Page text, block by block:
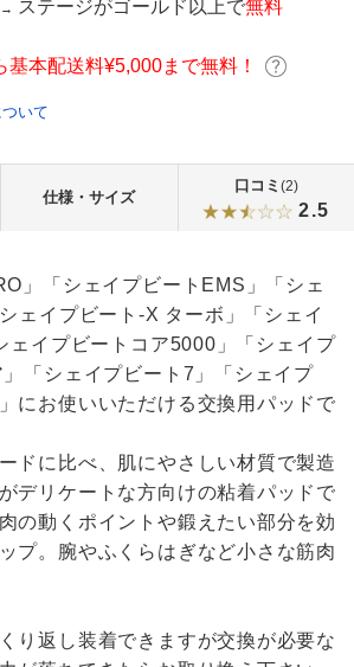
→ ステージがゴールド以上で無料
本配送料¥5,000まで無料！
いて
仕様・サイズ
口コミ (2)
2.5
」「シェイプビートEMS」「シェ
ェイプビート-X ターボ」「シェイ
ェイプビートコア5000」「シェイプ
「シェイプビート7」「シェイプ
にお使いいただける交換用パッドで
ドに比べ、肌にやさしい材質で製造
デリケートな方向けの粘着パッドで
の動くポイントや鍛えたい部分を効
プ。腕やふくらはぎなど小さな筋肉
り返し装着できますが交換が必要な